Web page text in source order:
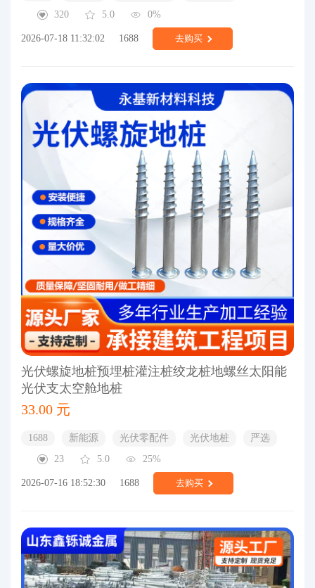
320
5.0 0%
2026-07-18 11:32:02 1688 去购买
光伏螺旋地桩预埋桩灌注桩绞龙桩地螺丝太阳能
光伏支太空舱地桩
33.00 元
1688 新能源 光伏零配件 光伏地桩
严选
23
5.0 25%
2026-07-16 18:52:30 1688 去购买